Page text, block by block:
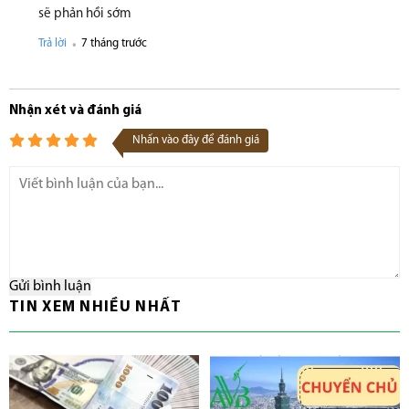
sẽ phản hồi sớm
Trả lời . 7 tháng trước
Nhận xét và đánh giá
Nhấn vào đây để đánh giá
Gửi bình luận
TIN XEM NHIỀU NHẤT